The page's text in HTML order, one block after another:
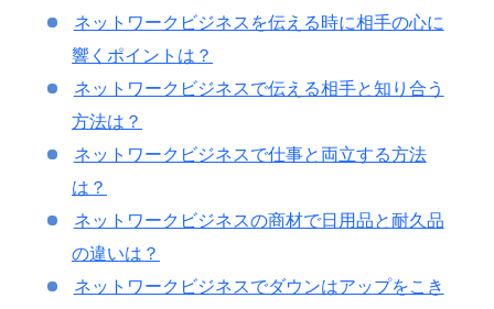
ネットワークビジネスを伝える時に相手の心に
響くポイントは？
ネットワークビジネスで伝える相手と知り合う
方法は？
ネットワークビジネスで仕事と両立する方法
は？
ネットワークビジネスの商材で日用品と耐久品
の違いは？
ネットワークビジネスでダウンはアップをこき